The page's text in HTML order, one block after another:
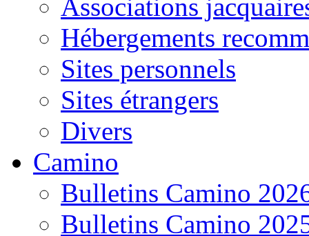
Associations
Hébergements
Sites personnels
Sites étrangers
Divers
Camino
Bulletins Camino
Bulletins Camino